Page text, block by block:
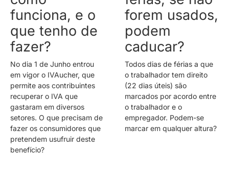
funciona, e o
que tenho de
fazer?
No dia 1 de Junho entrou
em vigor o IVAucher, que
permite aos contribuintes
recuperar o IVA que
gastaram em diversos
setores. O que precisam de
fazer os consumidores que
pretendem usufruir deste
benefício?
forem usados,
podem
caducar?
Todos dias de férias a que
o trabalhador tem direito
(22 dias úteis) são
marcados por acordo entre
o trabalhador e o
empregador. Podem-se
marcar em qualquer altura?